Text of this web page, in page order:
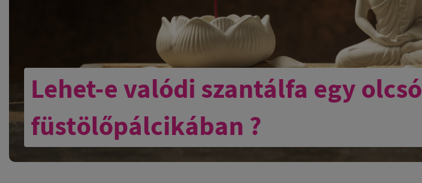
Lehet-e valódi szantálfa egy olcsó
füstölőpálcikában ?